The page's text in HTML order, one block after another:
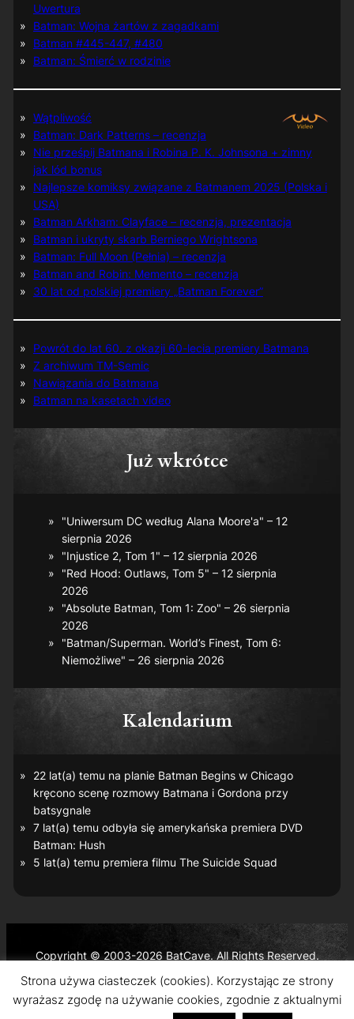
Uwertura
Batman: Wojna żartów z zagadkami
Batman #445-447, #480
Batman: Śmierć w rodzinie
Wątpliwość
Batman: Dark Patterns – recenzja
Nie prześpij Batmana i Robina P. K. Johnsona + zimny
jak lód bonus
Najlepsze komiksy związane z Batmanem 2025 (Polska i
USA)
Batman Arkham: Clayface – recenzja, prezentacja
Batman i ukryty skarb Berniego Wrightsona
Batman: Full Moon (Pełnia) – recenzja
Batman and Robin: Memento – recenzja
30 lat od polskiej premiery „Batman Forever”
Powrót do lat 60. z okazji 60-lecia premiery Batmana
Z archiwum TM-Semic
Nawiązania do Batmana
Batman na kasetach video
Już wkrótce
"Uniwersum DC według Alana Moore'a" – 12
sierpnia 2026
"Injustice 2, Tom 1" – 12 sierpnia 2026
"Red Hood: Outlaws, Tom 5" – 12 sierpnia
2026
"Absolute Batman, Tom 1: Zoo" – 26 sierpnia
2026
"Batman/Superman. World’s Finest, Tom 6:
Niemożliwe" – 26 sierpnia 2026
Kalendarium
22 lat(a) temu na planie Batman Beginsw Chicago
kręcono scenę rozmowy Batmana i Gordona przy
batsygnale
7 lat(a) temu odbyła się amerykańska premiera DVD
Batman: Hush
5 lat(a) temu premiera filmu The Suicide Squad
Copyright © 2003-2026 BatCave. All Rights Reserved.
Batman and all related characters and elements are the
trademarks of © DC Comics and Warner Bros. Entertainment
Inc.
Strona używa ciasteczek (cookies). Korzystając ze strony
wyrażasz zgodę na używanie cookies, zgodnie z aktualnymi